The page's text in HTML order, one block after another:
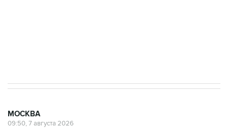
МОСКВА
09:50, 7 августа 2026